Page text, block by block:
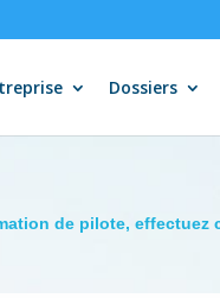
Dossiers
de pilote, effectuez